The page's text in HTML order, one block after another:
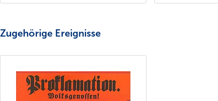
Zugehörige Ereignisse